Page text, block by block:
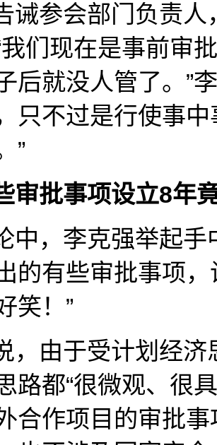
诫参会部门负责
我们现在是事前审
后就没人管了。”
只不过是行使事
”
审批事项设立8年
中，李克强举起手
的有些审批事项
笑！”
，由于受计划经
路都“很微观、很
合作项目的审批